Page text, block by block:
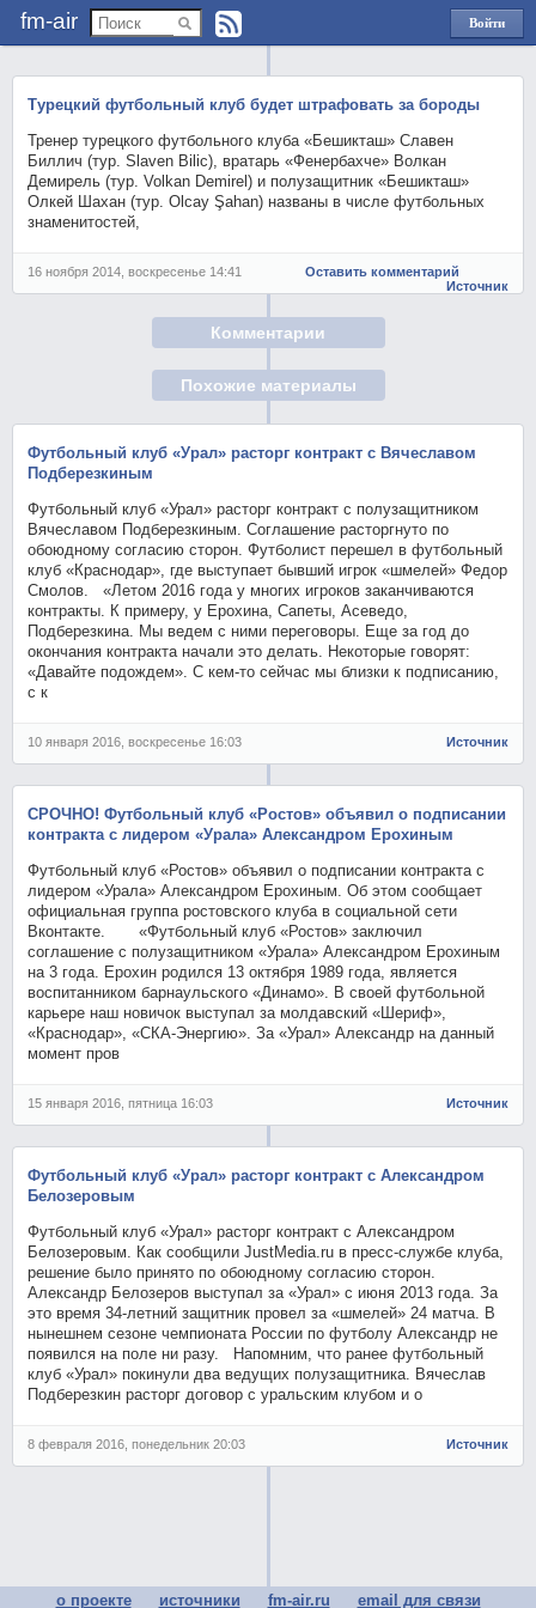
fm-air
Войти
через
Турецкий футбольный клуб будет штрафовать за бороды
Тренер турецкого футбольного клуба «Бешикташ» Славен
Биллич (тур. Slaven Bilic), вратарь «Фенербахче» Волкан
Демирель (тур. Volkan Demirel) и полузащитник «Бешикташ»
Олкей Шахан (тур. Olcay Şahan) названы в числе футбольных
знаменитостей,
16 ноября 2014, воскресенье 14:41
Оставить комментарий
Источник
Комментарии
Похожие материалы
Футбольный клуб «Урал» расторг контракт с Вячеславом
Подберезкиным
Футбольный клуб «Урал» расторг контракт с полузащитником
Вячеславом Подберезкиным. Соглашение расторгнуто по
обоюдному согласию сторон. Футболист перешел в футбольный
клуб «Краснодар», где выступает бывший игрок «шмелей» Федор
Смолов. «Летом 2016 года у многих игроков заканчиваются
контракты. К примеру, у Ерохина, Сапеты, Асеведо,
Подберезкина. Мы ведем с ними переговоры. Еще за год до
окончания контракта начали это делать. Некоторые говорят:
«Давайте подождем». С кем-то сейчас мы близки к подписанию,
с к
10 января 2016, воскресенье 16:03 Источник
СРОЧНО! Футбольный клуб «Ростов» объявил о подписании
контракта с лидером «Урала» Александром Ерохиным
Футбольный клуб «Ростов» объявил о подписании контракта с
лидером «Урала» Александром Ерохиным. Об этом сообщает
официальная группа ростовского клуба в социальной сети
Вконтакте. «Футбольный клуб «Ростов» заключил
соглашение с полузащитником «Урала» Александром Ерохиным
на 3 года. Ерохин родился 13 октября 1989 года, является
воспитанником барнаульского «Динамо». В своей футбольной
карьере наш новичок выступал за молдавский «Шериф»,
«Краснодар», «СКА-Энергию». За «Урал» Александр на данный
момент пров
15 января 2016, пятница 16:03 Источник
Футбольный клуб «Урал» расторг контракт с Александром
Белозеровым
Футбольный клуб «Урал» расторг контракт с Александром
Белозеровым. Как сообщили JustMedia.ru в пресс-службе клуба,
решение было принято по обоюдному согласию сторон.
Александр Белозеров выступал за «Урал» с июня 2013 года. За
это время 34-летний защитник провел за «шмелей» 24 матча. В
нынешнем сезоне чемпионата России по футболу Александр не
появился на поле ни разу. Напомним, что ранее футбольный
клуб «Урал» покинули два ведущих полузащитника. Вячеслав
Подберезкин расторг договор с уральским клубом и о
8 февраля 2016, понедельник 20:03 Источник
о проекте источники fm-air.ru email для связи